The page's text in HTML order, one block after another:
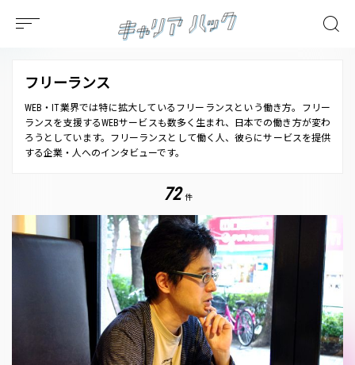
フリーランス
WEB・IT業界では特に拡大しているフリーランスという働き方。フリー
ランスを支援するWEBサービスも数多く生まれ、日本での働き方が変わ
ろうとしています。フリーランスとして働く人、彼らにサービスを提供
する企業・人へのインタビューです。
72 件